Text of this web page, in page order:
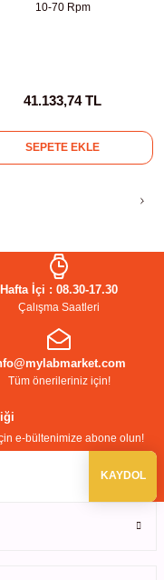
10-70 Rpm
41.133,74 TL
SEPETE EKLE
Hafta İçi : 08.30-17.30
Çalışma Saatleri
Tüm önerileriniz için!
e-bültenimize abone olun!
KAYDOL